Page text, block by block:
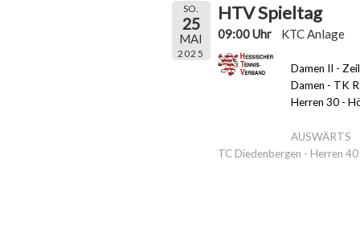
SO.
25
MAI
2025
HTV Spieltag
09:00 Uhr KTC Anlage
Damen II -
Damen - TK
Herren 30 -
AUSWÄRTS
TC Diedenbergen - Herren 40